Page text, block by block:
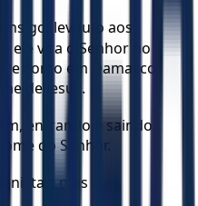
levou-o aos
ele vira o Senhor no
e como em Damasco
de Jesus.
entrando e saindo,
do Senhor.
mas eles